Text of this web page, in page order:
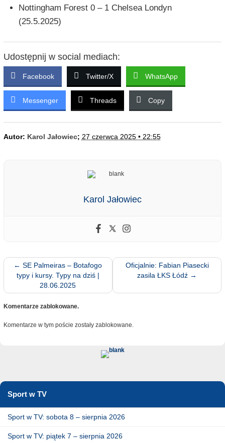
Nottingham Forest 0 – 1 Chelsea Londyn
(25.5.2025)
Udostępnij w social mediach:
Facebook Twitter/X WhatsApp
Messenger Threads Copy
Autor: Karol Jałowiec; 27 czerwca 2025 • 22:55
Karol Jałowiec
← SE Palmeiras – Botafogo
typy i kursy. Typy na dziś |
28.06.2025
Oficjalnie: Fabian Piasecki
zasila ŁKS Łódź →
Komentarze zablokowane.
Komentarze w tym poście zostały zablokowane.
Sport w TV
Sport w TV: sobota 8 – sierpnia 2026
Sport w TV: piątek 7 – sierpnia 2026